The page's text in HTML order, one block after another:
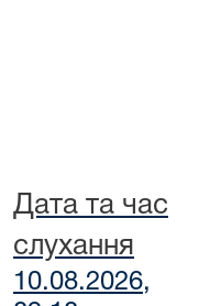
Дата та час
слухання
10.08.2026,